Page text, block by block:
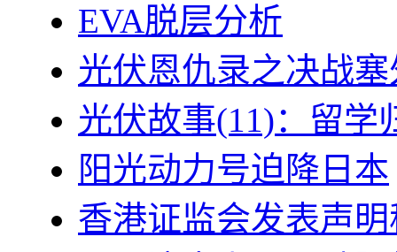
EVA脱层分析
光伏恩仇录之决战
光伏故事(11)：留学
阳光动力号迫降日本
香港证监会发表声